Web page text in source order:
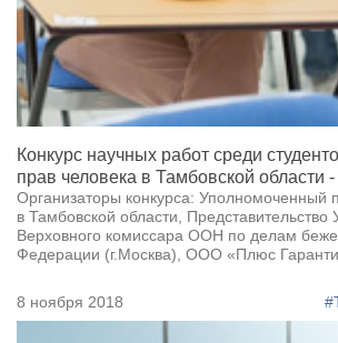
Конкурс научных работ среди
прав человека в Тамбовской области
Организаторы конкурса: Уполномоченный
в Тамбовской области, Представительство
Верховного комиссара ООН по делам
Федерации (г.Москва), ООО «Плюс
8 ноября 2018